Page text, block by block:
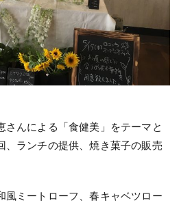
さんによる「食健美」をテーマと
、ランチの提供、焼き菓子の販売
風ミートローフ、春キャベツロー